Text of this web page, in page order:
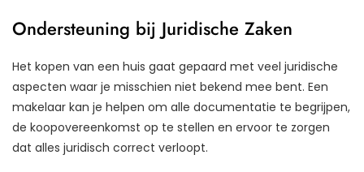
Ondersteuning bij Juridische Zaken
Het kopen van een huis gaat gepaard met veel juridische
aspecten waar je misschien niet bekend mee bent. Een
makelaar kan je helpen om alle documentatie te begrijpen,
de koopovereenkomst op te stellen en ervoor te zorgen
dat alles juridisch correct verloopt.